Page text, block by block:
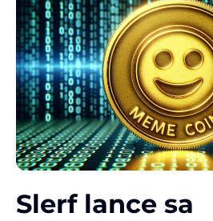
Slerf lance sa